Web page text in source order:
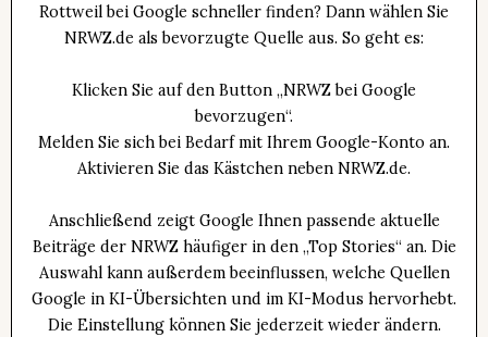
Rottweil bei Google schneller finden? Dann wählen Sie
NRWZ.de als bevorzugte Quelle aus. So geht es:
Klicken Sie auf den Button „NRWZ bei Google
bevorzugen“.
Melden Sie sich bei Bedarf mit Ihrem Google-Konto an.
Aktivieren Sie das Kästchen neben NRWZ.de.
Anschließend zeigt Google Ihnen passende aktuelle
Beiträge der NRWZ häufiger in den „Top Stories“ an. Die
Auswahl kann außerdem beeinflussen, welche Quellen
Google in KI-Übersichten und im KI-Modus hervorhebt.
Die Einstellung können Sie jederzeit wieder ändern.